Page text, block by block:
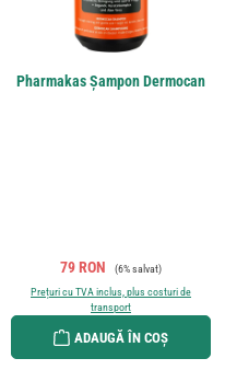
Pharmakas Şampon Dermocan
Preț de vânzare:
79 RON Preț obișnuit:
(6% salvat)
Prețuri cu TVA inclus, plus costuri de
transport
ADAUGĂ ÎN COȘ